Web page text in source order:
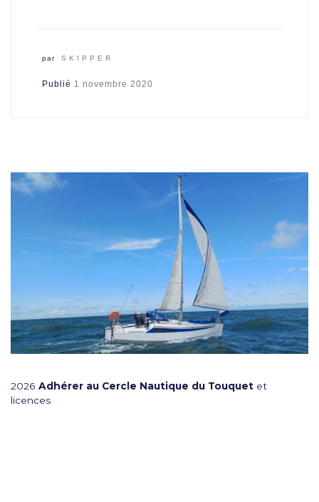
par SKIPPER
Publié 1 novembre 2020
2026 Adhérer au Cercle Nautique du Touquet et
licences